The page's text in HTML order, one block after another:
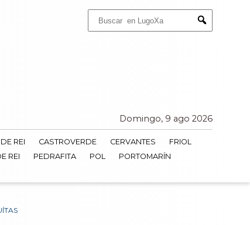
Submit
Domingo, 9 ago 2026
REI CASTROVERDE CERVANTES
FRIOL
REI PEDRAFITA POL
PORTOMARÍN